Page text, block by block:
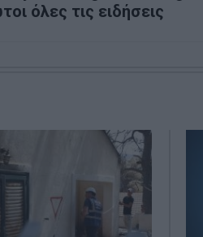
όλες τις ειδήσεις